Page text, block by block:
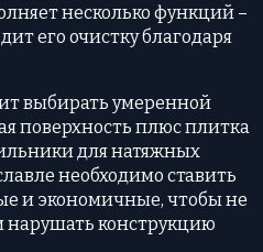
несколько функций –
его очистку благодаря
выбирать умеренной
поверхность плюс плитка
для натяжных
необходимо ставить
и экономичные, чтобы не
нарушать конструкцию